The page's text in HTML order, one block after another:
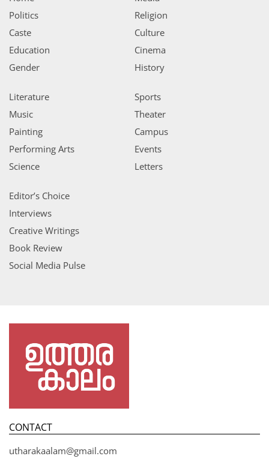
Politics
Caste
Education
Gender
Religion
Culture
Cinema
History
Literature
Music
Painting
Performing Arts
Science
Sports
Theater
Campus
Events
Letters
Editor’s Choice
Interviews
Creative Writings
Book Review
Social Media Pulse
CONTACT
utharakaalam@gmail.com